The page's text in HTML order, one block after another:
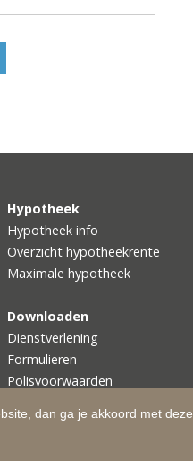
dan ga je akkoord met deze
Hypotheek
Hypotheek info
Overzicht hypotheekrente
Maximale hypotheek
Downloaden
Dienstverlening
Formulieren
Polisvoorwaarden